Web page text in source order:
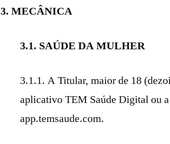
3. MECÂNICA
3.1. SAÚDE DA MULHER
3.1.1. A Titular, maior de 18
aplicativo TEM Saúde Digital ou
app.temsaude.com.